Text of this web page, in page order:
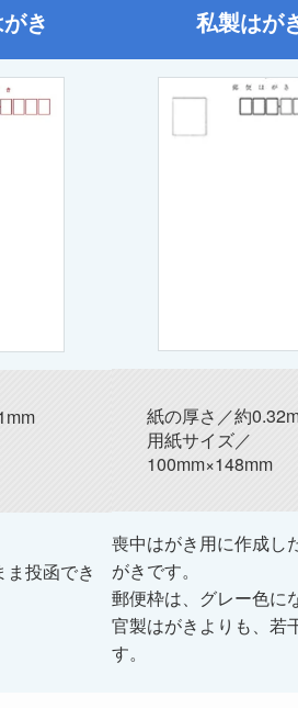
き
投函でき
私製はが
紙の厚さ／約
用紙サイズ／
100mm×148mm
喪中はがき用に作成し
がきです。
郵便枠は、グレー色に
官製はがきよりも、若
す。